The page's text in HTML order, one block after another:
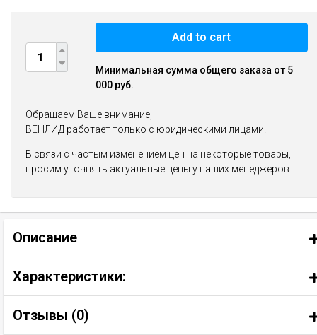
Add to cart
Минимальная сумма общего заказа от 5
000 руб.
Обращаем Ваше внимание,
ВЕНЛИД работает только с юридическими лицами!
В связи с частым изменением цен на некоторые товары,
просим уточнять актуальные цены у наших менеджеров
Описание
Характеристики:
Отзывы (0)